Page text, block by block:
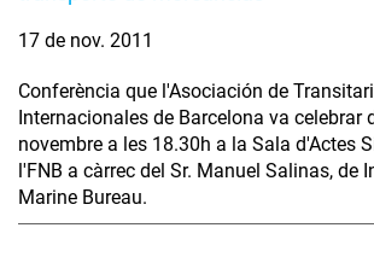
17 de nov. 2011
Conferència que l'Asociación de
Internacionales de Barcelona va celebrar
novembre a les 18.30h a la Sala d'Actes
l'FNB a càrrec del Sr. Manuel Salinas, de
Marine Bureau.